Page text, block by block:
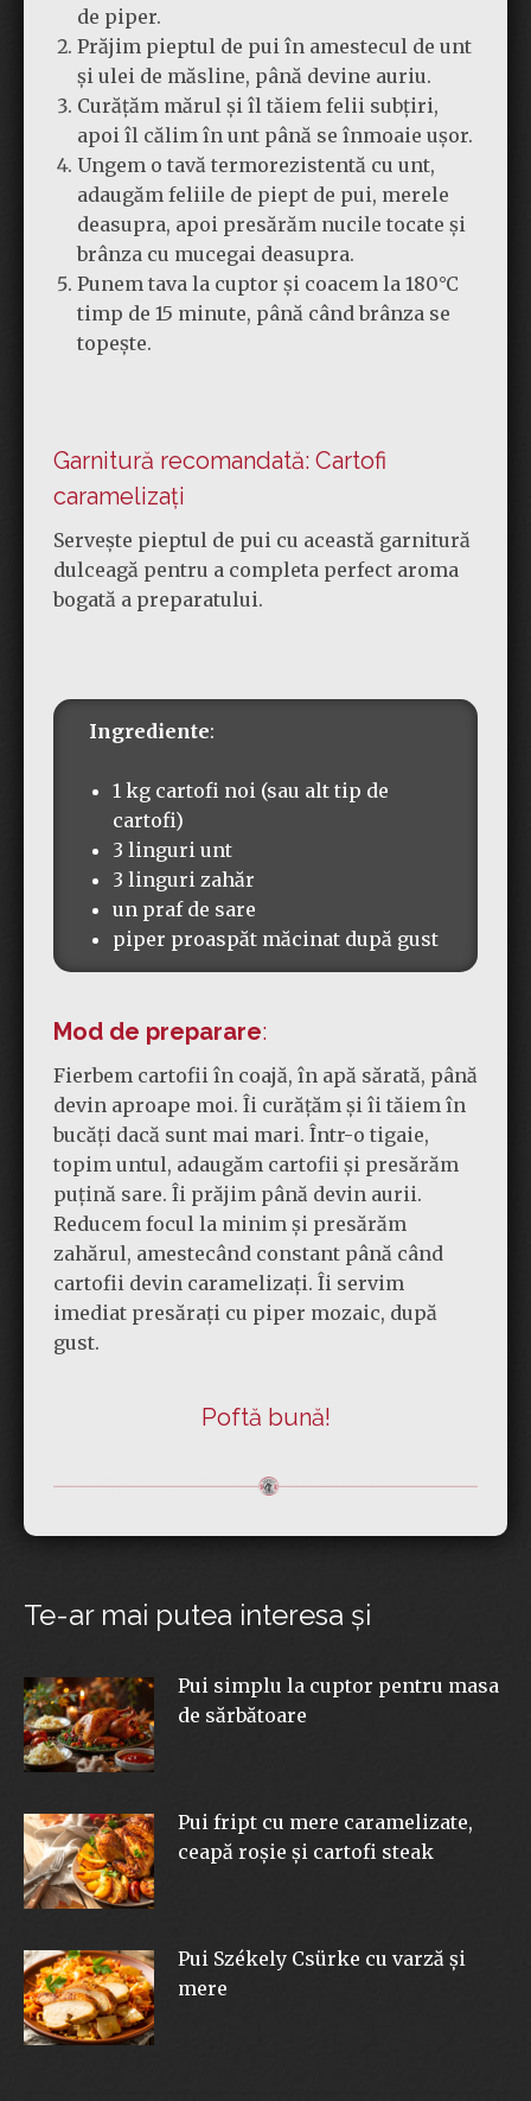
de piper.
Prăjim pieptul de pui în amestecul de unt
și ulei de măsline, până devine auriu.
Curățăm mărul și îl tăiem felii subțiri,
apoi îl călim în unt până se înmoaie ușor.
Ungem o tavă termorezistentă cu unt,
adaugăm feliile de piept de pui, merele
deasupra, apoi presărăm nucile tocate și
brânza cu mucegai deasupra.
Punem tava la cuptor și coacem la 180°C
timp de 15 minute, până când brânza se
topește.
Garnitură recomandată: Cartofi
caramelizați
Servește pieptul de pui cu această garnitură
dulceagă pentru a completa perfect aroma
bogată a preparatului.
Ingrediente:
1 kg cartofi noi (sau alt tip de
cartofi)
3 linguri unt
3 linguri zahăr
un praf de sare
piper proaspăt măcinat după gust
Mod de preparare:
Fierbem cartofii în coajă, în apă sărată, până
devin aproape moi. Îi curățăm și îi tăiem în
bucăți dacă sunt mai mari. Într-o tigaie,
topim untul, adaugăm cartofii și presărăm
puțină sare. Îi prăjim până devin aurii.
Reducem focul la minim și presărăm
zahărul, amestecând constant până când
cartofii devin caramelizați. Îi servim
imediat presărați cu piper mozaic, după
gust.
Poftă bună!
Te-ar mai putea interesa şi
Pui simplu la cuptor pentru masa
de sărbătoare
Pui fript cu mere caramelizate,
ceapă roșie și cartofi steak
Pui Székely Csürke cu varză și
mere